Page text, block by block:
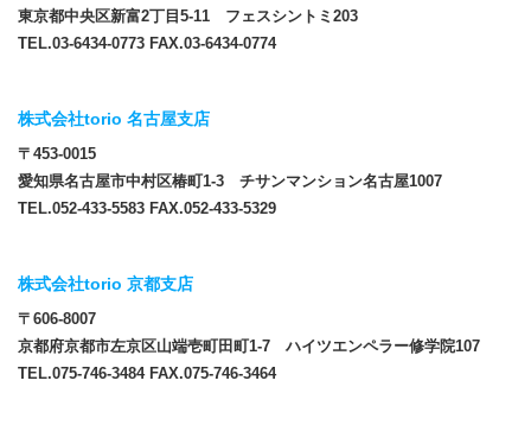
東京都中央区新富2丁目5-11 フェスシントミ203
TEL.03-6434-0773 FAX.03-6434-0774
株式会社torio 名古屋支店
〒453-0015
愛知県名古屋市中村区椿町1-3 チサンマンション名古屋1007
TEL.052-433-5583 FAX.052-433-5329
株式会社torio 京都支店
〒606-8007
京都府京都市左京区山端壱町田町1-7 ハイツエンペラー修学院107
TEL.075-746-3484 FAX.075-746-3464